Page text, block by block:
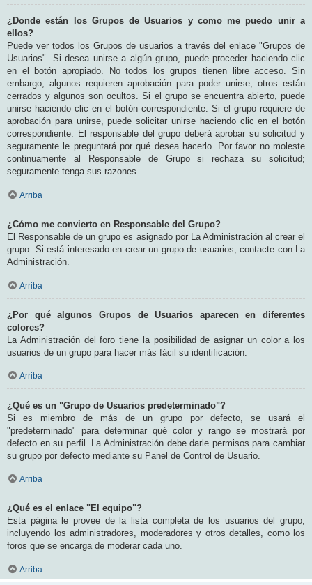
¿Donde están los Grupos de Usuarios y como me puedo unir a
ellos?
Puede ver todos los Grupos de usuarios a través del enlace "Grupos de
Usuarios". Si desea unirse a algún grupo, puede proceder haciendo clic
en el botón apropiado. No todos los grupos tienen libre acceso. Sin
embargo, algunos requieren aprobación para poder unirse, otros están
cerrados y algunos son ocultos. Si el grupo se encuentra abierto, puede
unirse haciendo clic en el botón correspondiente. Si el grupo requiere de
aprobación para unirse, puede solicitar unirse haciendo clic en el botón
correspondiente. El responsable del grupo deberá aprobar su solicitud y
seguramente le preguntará por qué desea hacerlo. Por favor no moleste
continuamente al Responsable de Grupo si rechaza su solicitud;
seguramente tenga sus razones.
Arriba
¿Cómo me convierto en Responsable del Grupo?
El Responsable de un grupo es asignado por La Administración al crear el
grupo. Si está interesado en crear un grupo de usuarios, contacte con La
Administración.
Arriba
¿Por qué algunos Grupos de Usuarios aparecen en diferentes
colores?
La Administración del foro tiene la posibilidad de asignar un color a los
usuarios de un grupo para hacer más fácil su identificación.
Arriba
¿Qué es un "Grupo de Usuarios predeterminado"?
Si es miembro de más de un grupo por defecto, se usará el
"predeterminado" para determinar qué color y rango se mostrará por
defecto en su perfil. La Administración debe darle permisos para cambiar
su grupo por defecto mediante su Panel de Control de Usuario.
Arriba
¿Qué es el enlace "El equipo"?
Esta página le provee de la lista completa de los usuarios del grupo,
incluyendo los administradores, moderadores y otros detalles, como los
foros que se encarga de moderar cada uno.
Arriba